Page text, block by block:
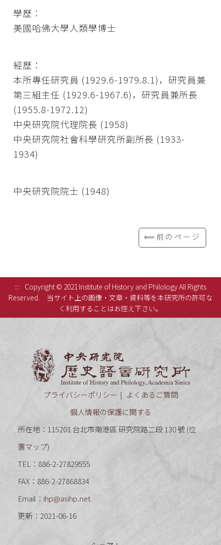
學歷：
美國哈佛大學人類學博士
經歷：
本所專任研究員 (1929.6-1979.8.1)，研究員兼
第三組主任 (1929.6-1967.6)，研究員兼所長
(1955.8-1972.12)
中央研究院代理院長 (1958)
中央研究院社會科學研究所副所長 (1933-
1934)
中央研究院院士 (1948)
⟸前のページ
:::
Copyright © 2021 Institute of History and Philology All Rights
Reserved.
当サイト上の画像・文章・資料等を本研究所の許可な
く利用することはお控え下さい。
プライバシーポリシー
よくあるご質問
個人情報の保護に関する
所在地：115201 台北市南港區 研究院路二段 130 號 (位
置マップ)
TEL：886-2-27829555
FAX：886-2-27868834
Email： ihp@asihp.net
更新：2021-06-16